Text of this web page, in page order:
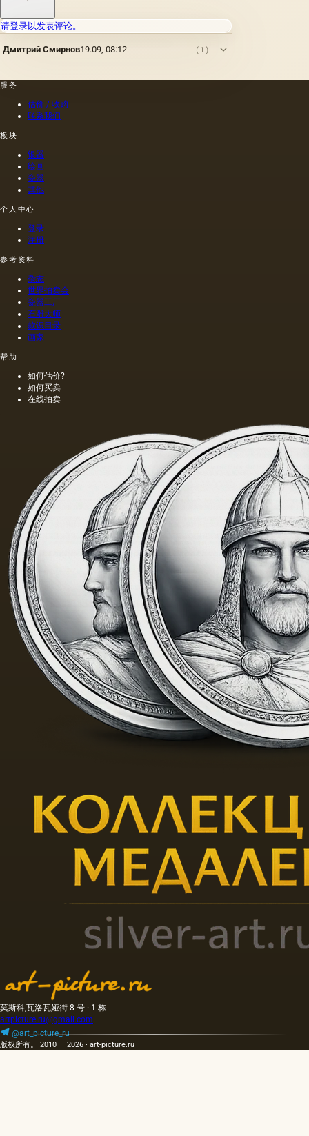
请登录以发表评论。
Дмитрий Смирнов19.09, 08:12 (1)
服务
估价 / 收购
联系我们
板块
银器
绘画
瓷器
其他
个人中心
登录
注册
参考资料
杂志
世界拍卖会
瓷器工厂
石雕大师
款识目录
画家
帮助
如何估价?
如何买卖
在线拍卖
莫斯科,瓦洛瓦娅街 8 号 · 1 栋
artpicture.ru@gmail.com
@art_picture_ru
版权所有。 2010 — 2026 · art-picture.ru